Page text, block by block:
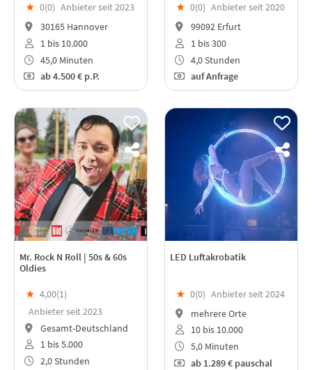
★ 0(0) Anbieter seit 2023
30165 Hannover
1 bis 10.000
45,0 Minuten
ab4.500 € p.P.
★ 0(0) Anbieter seit 2020
99092 Erfurt
1 bis 300
4,0 Stunden
auf Anfrage
Mr. Rock N Roll | 50s & 60s
Oldies
★ 4,00(1)
Anbieter seit 2023
Gesamt-Deutschland
1 bis 5.000
2,0 Stunden
LED Luftakrobatik
★ 0(0) Anbieter seit 2024
mehrere Orte
10 bis 10.000
5,0 Minuten
ab1.289 € pauschal